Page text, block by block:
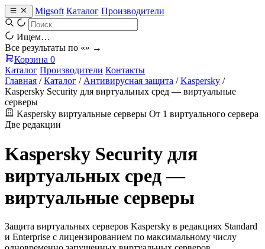
Migsoft Каталог Производители
Ищем…
Все результаты по «» →
Корзина 0
Каталог Производители Контакты
Главная / Каталог / Антивирусная защита / Kaspersky /
Kaspersky Security для виртуальных сред — виртуальные
серверы
Kaspersky виртуальные серверы От 1 виртуального сервера
Две редакции
Kaspersky Security для
виртуальных сред —
виртуальные серверы
Защита виртуальных серверов Kaspersky в редакциях Standard
и Enterprise с лицензированием по максимальному числу